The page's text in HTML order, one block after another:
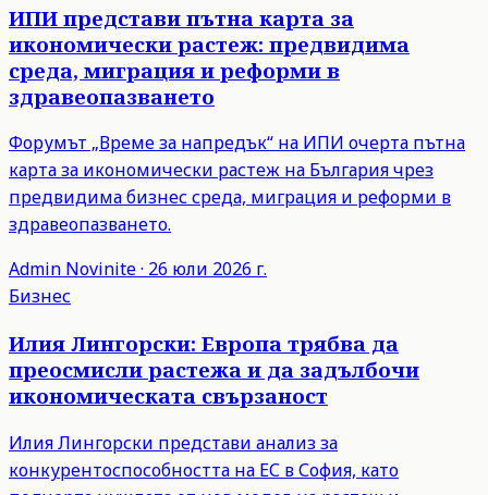
ИПИ представи пътна карта за
икономически растеж: предвидима
среда, миграция и реформи в
здравеопазването
Форумът „Време за напредък“ на ИПИ очерта пътна
карта за икономически растеж на България чрез
предвидима бизнес среда, миграция и реформи в
здравеопазването.
Admin Novinite· 26 юли 2026 г.
Бизнес
Илия Лингорски: Европа трябва да
преосмисли растежа и да задълбочи
икономическата свързаност
Илия Лингорски представи анализ за
конкурентоспособността на ЕС в София, като